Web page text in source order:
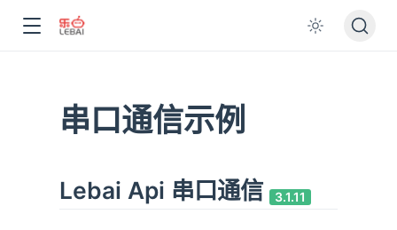
串口通信示例
Lebai Api 串口通信 3.1.11